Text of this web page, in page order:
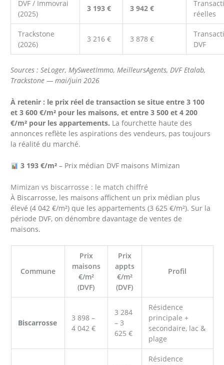
DVF / Immovrai
(2025)
3 193 € 3 942 €
réelles
Trackstone
(2026)
3 216 € 3 878 €
DVF
Sources : SeLoger, MySweetImmo, MeilleursAgents, DVF Etalab,
Trackstone — mai/juin 2026
À retenir : le prix réel de transaction se situe entre 3 100
et 3 600 €/m² pour les maisons, et entre 3 500 et 4 200
€/m² pour les appartements. La fourchette haute des
annonces reflète les aspirations des vendeurs, pas toujours
la réalité du marché.
3 193 €/m²– Prix médian DVF maisons Mimizan
Mimizan vs biscarrosse : le match chiffré
À Biscarrosse, les maisons affichent un prix médian plus
élevé (4 042 €/m²) que les appartements (3 625 €/m²). Sur la
période DVF, on dénombre davantage de ventes de
maisons.
Commune
Prix
maisons
€/m²
(DVF)
Prix
appts
€/m²
(DVF)
Profil
Biscarrosse
3 898 –
4 042 €
3 284
– 3
625 €
Résidence
principale +
secondaire, lac &
plage
Résidence